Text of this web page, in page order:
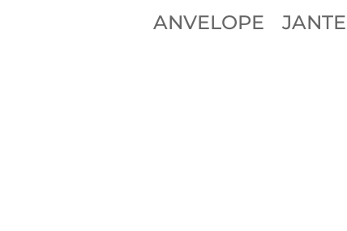
ANVELOPE JANTE